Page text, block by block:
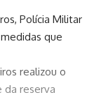
Polícia Militar
que
realizou o
da reserva